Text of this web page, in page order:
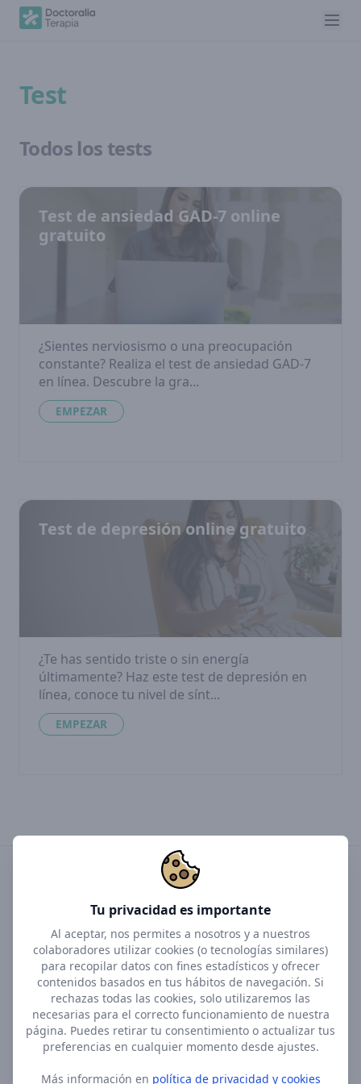
Tu privacidad es importante
Al aceptar, nos permites a nosotros y a nuestros
colaboradores utilizar cookies (o tecnologías similares)
para recopilar datos con fines estadísticos y ofrecer
contenidos basados en tus hábitos de navegación. Si
rechazas todas las cookies, solo utilizaremos las
necesarias para el correcto funcionamiento de nuestra
página. Puedes retirar tu consentimiento o actualizar tus
preferencias en cualquier momento desde ajustes.
Más información en política de privacidad y cookies
Test
Todos los tests
Test de ansiedad GAD-7 online
gratuito
¿Sientes nerviosismo o una preocupación
constante? Realiza el test de ansiedad GAD-7
en línea. Descubre la gra...
EMPEZAR
Test de depresión online gratuito
¿Te has sentido triste o sin energía
últimamente? Haz este test de depresión en
línea, conoce tu nivel de sínt...
EMPEZAR
Para pacientes
Contáctanos
Política de Privacidad
Términos de uso
Para terapeutas
Contáctanos
Términos de uso